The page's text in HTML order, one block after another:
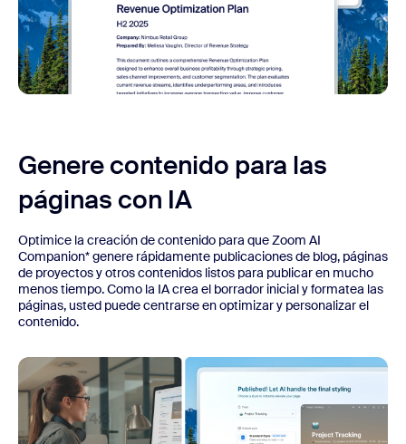
Genere contenido para las
páginas con IA
Optimice la creación de contenido para que Zoom AI
Companion* genere rápidamente publicaciones de blog, páginas
de proyectos y otros contenidos listos para publicar en mucho
menos tiempo. Como la IA crea el borrador inicial y formatea las
páginas, usted puede centrarse en optimizar y personalizar el
contenido.